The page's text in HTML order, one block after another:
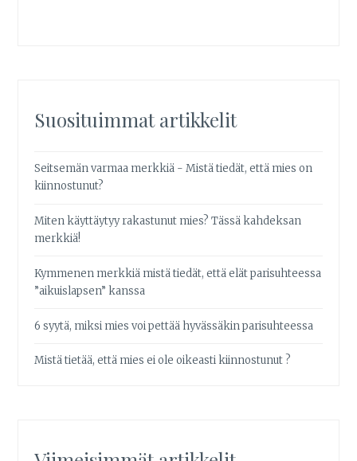
Suosituimmat artikkelit
Seitsemän varmaa merkkiä - Mistä tiedät, että mies on
kiinnostunut?
Miten käyttäytyy rakastunut mies? Tässä kahdeksan
merkkiä!
Kymmenen merkkiä mistä tiedät, että elät parisuhteessa
”aikuislapsen” kanssa
6 syytä, miksi mies voi pettää hyvässäkin parisuhteessa
Mistä tietää, että mies ei ole oikeasti kiinnostunut ?